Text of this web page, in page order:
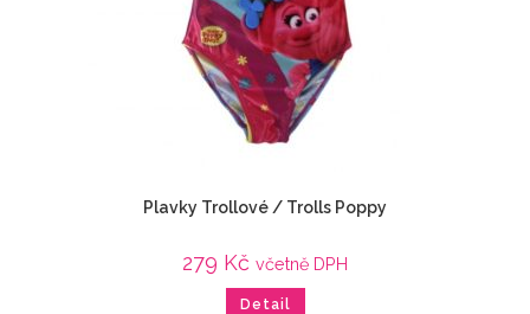
Plavky Trollové / Trolls Poppy
279 Kč včetně DPH
Detail